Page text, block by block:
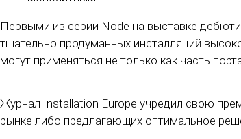
Первыми из серии Node на выставке
тщательно продуманных инсталляций
могут применяться не только как часть
Журнал Installation Europe учредил свою
рынке либо предлагающих оптимальное